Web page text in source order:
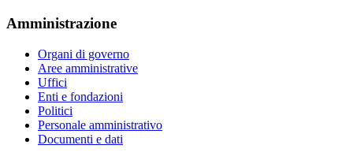
Amministrazione
Organi di governo
Aree amministrative
Uffici
Enti e fondazioni
Politici
Personale amministrativo
Documenti e dati